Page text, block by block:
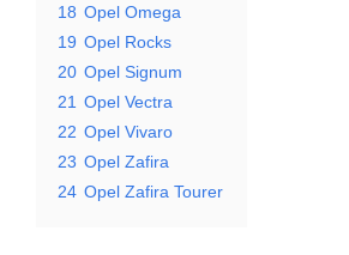
18 Opel Omega
19 Opel Rocks
20 Opel Signum
21 Opel Vectra
22 Opel Vivaro
23 Opel Zafira
24 Opel Zafira Tourer